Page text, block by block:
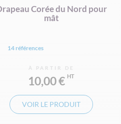
Corée du Nord pour
mât
14 références
À PARTIR DE
10,00 €
VOIR LE PRODUIT